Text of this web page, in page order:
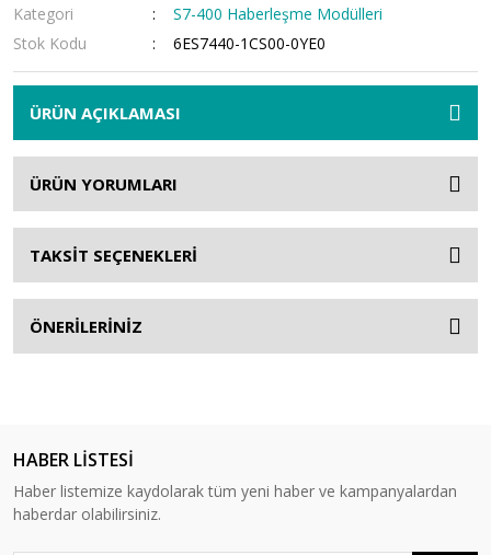
Kategori
S7-400 Haberleşme Modülleri
Stok Kodu
6ES7440-1CS00-0YE0
ÜRÜN AÇIKLAMASI
ÜRÜN YORUMLARI
TAKSİT SEÇENEKLERİ
ÖNERİLERİNİZ
HABER LİSTESİ
Haber listemize kaydolarak tüm yeni haber ve kampanyalardan
haberdar olabilirsiniz.